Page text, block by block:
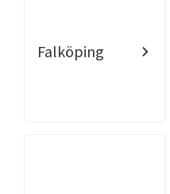
Falköping